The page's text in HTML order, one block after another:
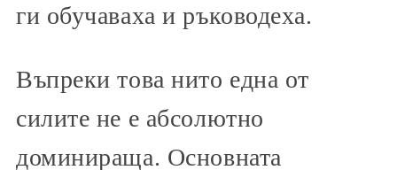
ги обучаваха и ръководеха.
Въпреки това нито една от
силите не е абсолютно
доминираща. Основната